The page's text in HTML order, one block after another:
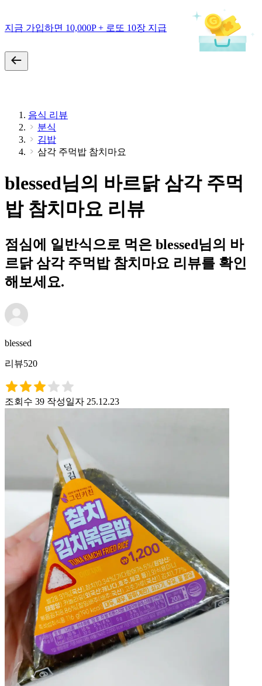
지금 가입하면 10,000P + 로또 10장 지급
음식 리뷰
분식
김밥
삼각 주먹밥 참치마요
blessed님의 바르닭 삼각 주먹
밥 참치마요 리뷰
점심에 일반식으로 먹은 blessed님의 바
르닭 삼각 주먹밥 참치마요 리뷰를 확인
해보세요.
blessed
리뷰520
조회수 39 작성일자 25.12.23